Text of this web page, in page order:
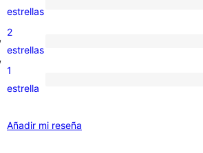
de
2
valoraciones
de
estrellas
0
valoraciones
de
estrellas
2
estrellas
0
de
1
estrella
Añadir mi reseña